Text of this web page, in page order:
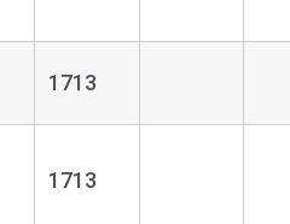
1713
1713